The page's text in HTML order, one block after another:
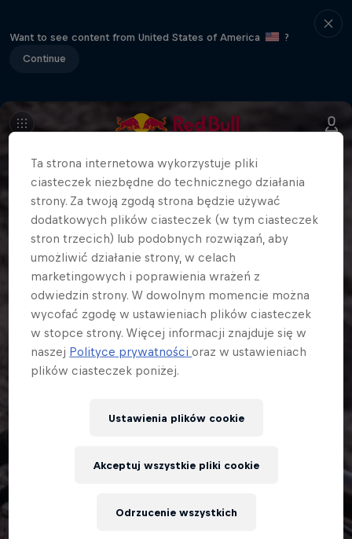
Want to see content from United States of America
?
Continue
Ta strona internetowa wykorzystuje pliki
ciasteczek niezbędne do technicznego działania
strony. Za twoją zgodą strona będzie używać
dodatkowych plików ciasteczek (w tym ciasteczek
stron trzecich) lub podobnych rozwiązań, aby
umożliwić działanie strony, w celach
marketingowych i poprawienia wrażeń z
odwiedzin strony. W dowolnym momencie można
wycofać zgodę w ustawieniach plików ciasteczek
w stopce strony. Więcej informacji znajduje się w
naszej Polityce prywatnościoraz w ustawieniach
plików ciasteczek poniżej.
Ustawienia plików cookie
Odrzucenie wszystkich
Akceptuj wszystkie pliki cookie